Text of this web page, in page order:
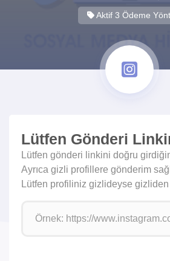
Aktif 3 Ödeme
Lütfen Gönderi
Lütfen gönderi linkini doğru
Ayrıca gizli profillere gönderim
Lütfen profiliniz gizlideyse gizliden